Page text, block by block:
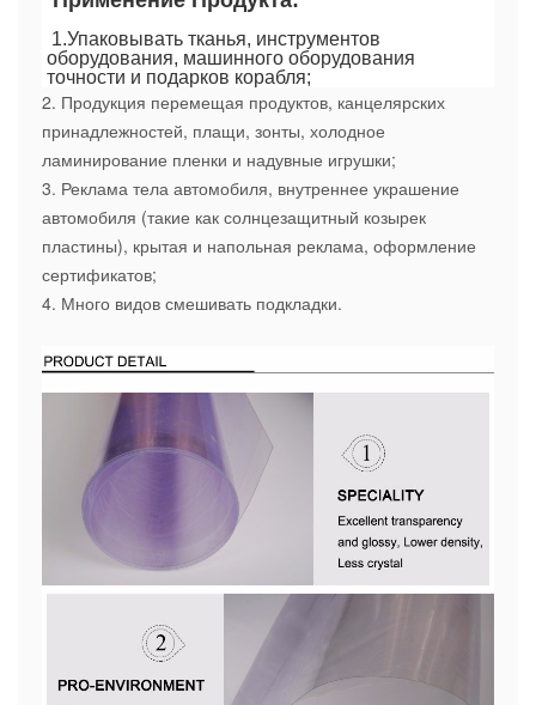
оборудования, машинного оборудования
точности и подарков корабля;
2. Продукция перемещая продуктов, канцелярских
принадлежностей, плащи, зонты, холодное
ламинирование пленки и надувные игрушки;
3. Реклама тела автомобиля, внутреннее украшение
автомобиля (такие как солнцезащитный козырек
пластины), крытая и напольная реклама, оформление
сертификатов;
4. Много видов смешивать подкладки.